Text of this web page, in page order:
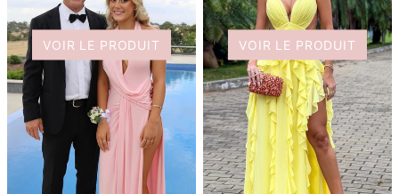
VOIR LE PRODUIT VOIR LE PRODUIT